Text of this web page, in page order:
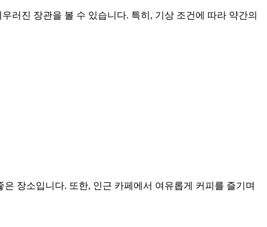
러진 장관을 볼 수 있습니다. 특히, 기상 조건에 따라 약간의
장소입니다. 또한, 인근 카페에서 여유롭게 커피를 즐기며